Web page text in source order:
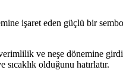
işaret eden güçlü bir
ve neşe dönemine
olduğunu hatırlatır.